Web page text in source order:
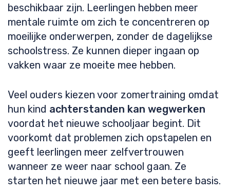
beschikbaar zijn. Leerlingen hebben meer
mentale ruimte om zich te concentreren op
moeilijke onderwerpen, zonder de dagelijkse
schoolstress. Ze kunnen dieper ingaan op
vakken waar ze moeite mee hebben.
Veel ouders kiezen voor zomertraining omdat
hun kind achterstanden kan wegwerken
voordat het nieuwe schooljaar begint. Dit
voorkomt dat problemen zich opstapelen en
geeft leerlingen meer zelfvertrouwen
wanneer ze weer naar school gaan. Ze
starten het nieuwe jaar met een betere basis.